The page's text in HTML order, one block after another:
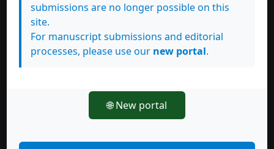
Estamos indexados en:
Latindex
submissions are no longer possible on this
site.
For manuscript submissions and editorial
processes, please use our new portal.
🌐 New portal